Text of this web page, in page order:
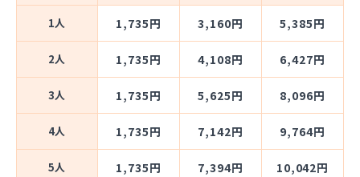
1人 1,735円 3,160円 5,385円
2人 1,735円 4,108円 6,427円
3人 1,735円 5,625円 8,096円
4人 1,735円 7,142円 9,764円
5人 1,735円 7,394円 10,042円